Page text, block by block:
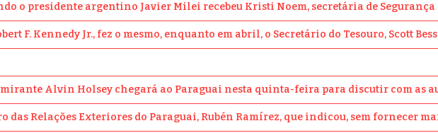
o presidente argentino Javier Milei recebeu Kristi Noem, secretária de Segurança
F. Kennedy Jr., fez o mesmo, enquanto em abril, o Secretário do Tesouro, Scott
Alvin Holsey chegará ao Paraguai nesta quinta-feira para discutir com
Relações Exteriores do Paraguai, Rubén Ramírez, que indicou, sem fornecer